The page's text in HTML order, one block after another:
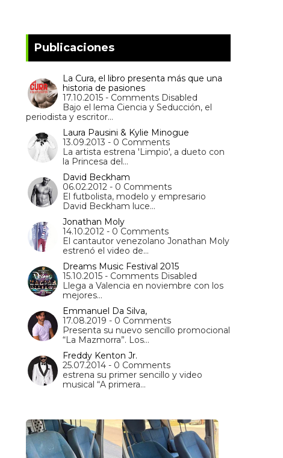
Publicaciones
La Cura, el libro presenta más que una
historia de pasiones
17.10.2015 - Comments Disabled
Bajo el lema Ciencia y Seducción, el
periodista y escritor…
Laura Pausini & Kylie Minogue
13.09.2013 - 0 Comments
La artista estrena 'Limpio', a dueto con
la Princesa del…
David Beckham
06.02.2012 - 0 Comments
El futbolista, modelo y empresario
David Beckham luce…
Jonathan Moly
14.10.2012 - 0 Comments
El cantautor venezolano Jonathan Moly
estrenó el video de…
Dreams Music Festival 2015
15.10.2015 - Comments Disabled
Llega a Valencia en noviembre con los
mejores…
Emmanuel Da Silva,
17.08.2019 - 0 Comments
Presenta su nuevo sencillo promocional
“La Mazmorra”. Los…
Freddy Kenton Jr.
25.07.2014 - 0 Comments
estrena su primer sencillo y video
musical “A primera…